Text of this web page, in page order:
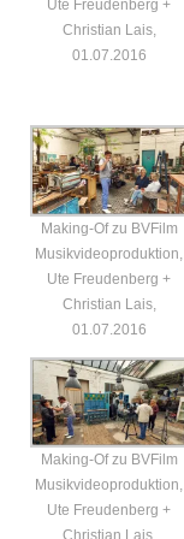
Ute Freudenberg +
Christian Lais,
01.07.2016
Making-Of zu BVFilm
Musikvideoproduktion,
Ute Freudenberg +
Christian Lais,
01.07.2016
Making-Of zu BVFilm
Musikvideoproduktion,
Ute Freudenberg +